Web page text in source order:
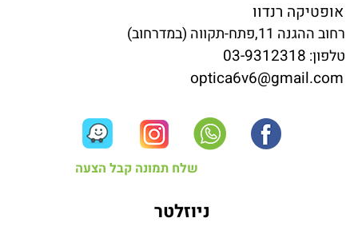
אופטיקה רנדוו
רחוב ההגנה 11,פתח-תקווה (במדרחוב)
טלפון: 03-9312318
שלח תמונה קבל הצעה
ניוזלטר